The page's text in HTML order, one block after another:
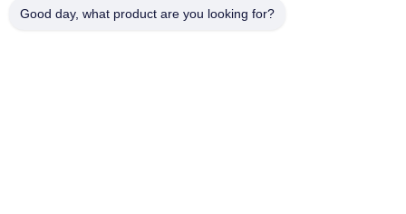
Good day, what product are you looking for?